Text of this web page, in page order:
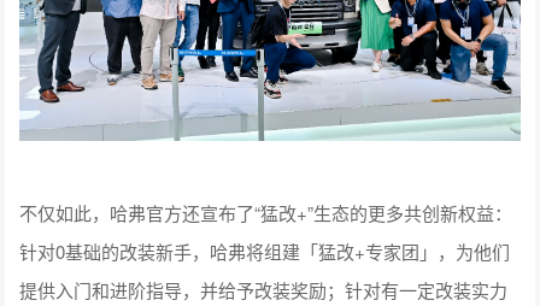
不仅如此，哈弗官方还宣布了“猛改+”生态的更多共创新权益：
针对0基础的改装新手，哈弗将组建「猛改+专家团」，为他们
提供入门和进阶指导，并给予改装奖励；针对有一定改装实力